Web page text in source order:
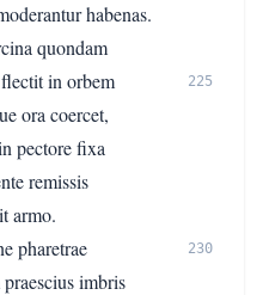
habenas.
quondam
in orbem
225
ora coercet,
pectore fixa
remissis
armo.
pharetrae
230
imbris